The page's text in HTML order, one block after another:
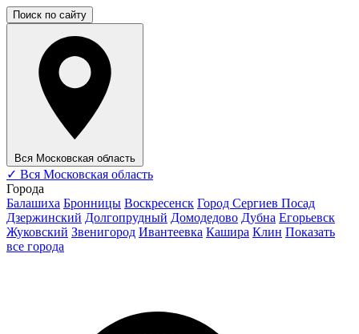
Поиск по сайту
Вся Московская область
✓ Вся Московская область
Города
Балашиха Бронницы Воскресенск Город Сергиев Посад
Дзержинский Долгопрудный Домодедово Дубна Егорьевск
Жуковский Звенигород Ивантеевка Кашира Клин Показать
все города